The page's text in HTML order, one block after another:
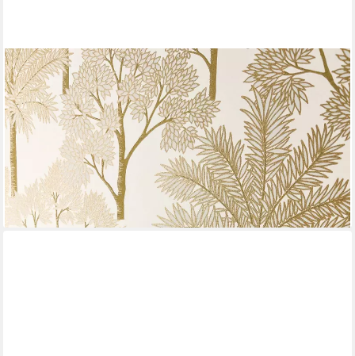
NEWROOM
Vliestapete Lihan Gold Tapete Mustertapete
Dschungel,Palmen,Blätter, Weiß Tapete Modern Dschungel -
Mustertapete Blumentapete Gold Tropisch Floral Palmen Blätter
für Wohnzimmer Schlafzimmer Küche, Blumentapete
25,99 €
(4,88 €/ 1 qm)
lieferbar - in 2-3 Werktagen bei dir